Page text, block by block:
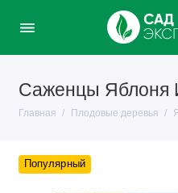
Саженцы Яблоня
Главная Плодовые деревья
Популярный